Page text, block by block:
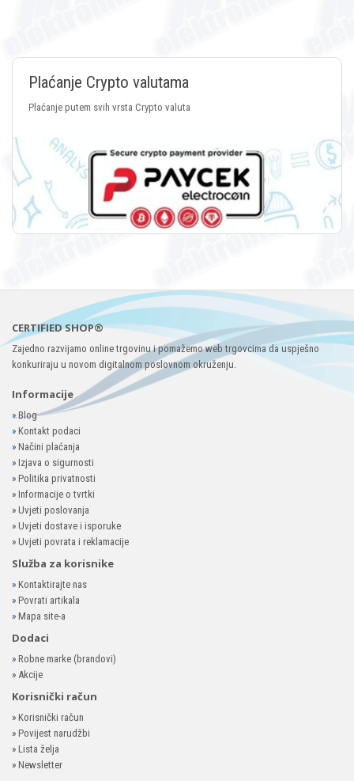
Plaćanje Crypto valutama
Plaćanje putem svih vrsta Crypto valuta
CERTIFIED SHOP®
Zajedno razvijamo online trgovinu i pomažemo web trgovcima da uspješno
konkuriraju u novom digitalnom poslovnom okruženju.
Informacije
»Blog
» Kontakt podaci
» Načini plaćanja
» Izjava o sigurnosti
» Politika privatnosti
» Informacije o tvrtki
» Uvjeti poslovanja
» Uvjeti dostave i isporuke
» Uvjeti povrata i reklamacije
Služba za korisnike
» Kontaktirajte nas
» Povrati artikala
» Mapa site-a
Dodaci
» Robne marke (brandovi)
» Akcije
Korisnički račun
» Korisnički račun
» Povijest narudžbi
» Lista želja
» Newsletter